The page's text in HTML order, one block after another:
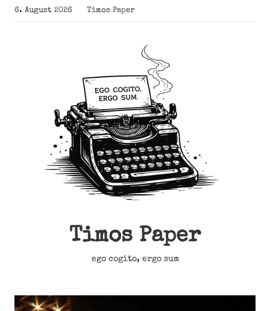
Zum
Inhalt
6. August 2026 Timos Paper
Timos Paper
ego cogito, ergo sum